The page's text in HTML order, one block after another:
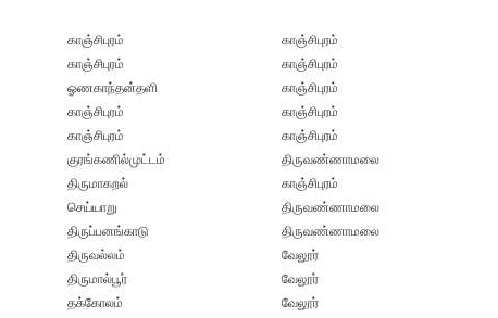
காஞ்சிபுரம்
காஞ்சிபுரம்
காஞ்சிபுரம்
காஞ்சிபுரம்
ஓணகாந்தன்தளி
காஞ்சிபுரம்
காஞ்சிபுரம்
காஞ்சிபுரம்
காஞ்சிபுரம்
காஞ்சிபுரம்
குரங்கணில்முட்டம்
திருவண்ணாமலை
திருமாகறல்
காஞ்சிபுரம்
செய்யாறு
திருவண்ணாமலை
திருப்பனங்காடு
திருவண்ணாமலை
திருவல்லம்
வேலூர்
திருமால்பூர்
வேலூர்
தக்கோலம்
வேலூர்